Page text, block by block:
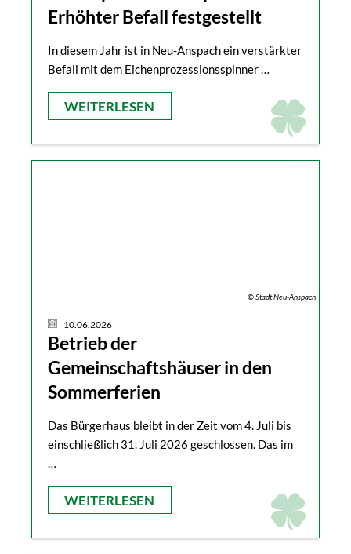
Erhöhter Befall festgestellt
In diesem Jahr ist in Neu-Anspach ein verstärkter
Befall mit dem Eichenprozessionsspinner …
WEITERLESEN
© Stadt Neu-Anspach
10.06.2026
Betrieb der
Gemeinschaftshäuser in den
Sommerferien
Das Bürgerhaus bleibt in der Zeit vom 4. Juli bis
einschließlich 31. Juli 2026 geschlossen. Das im
…
WEITERLESEN